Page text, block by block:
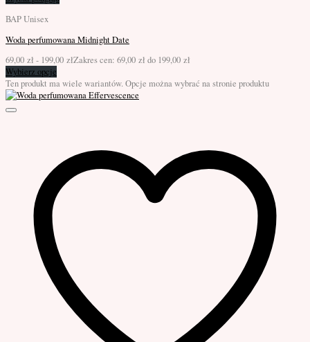
BAP Unisex
Woda perfumowana Midnight Date
69,00 zł - 199,00 złZakres cen: 69,00 zł do 199,00 zł
Wybierz opcje
Ten produkt ma wiele wariantów. Opcje można wybrać na stronie produktu